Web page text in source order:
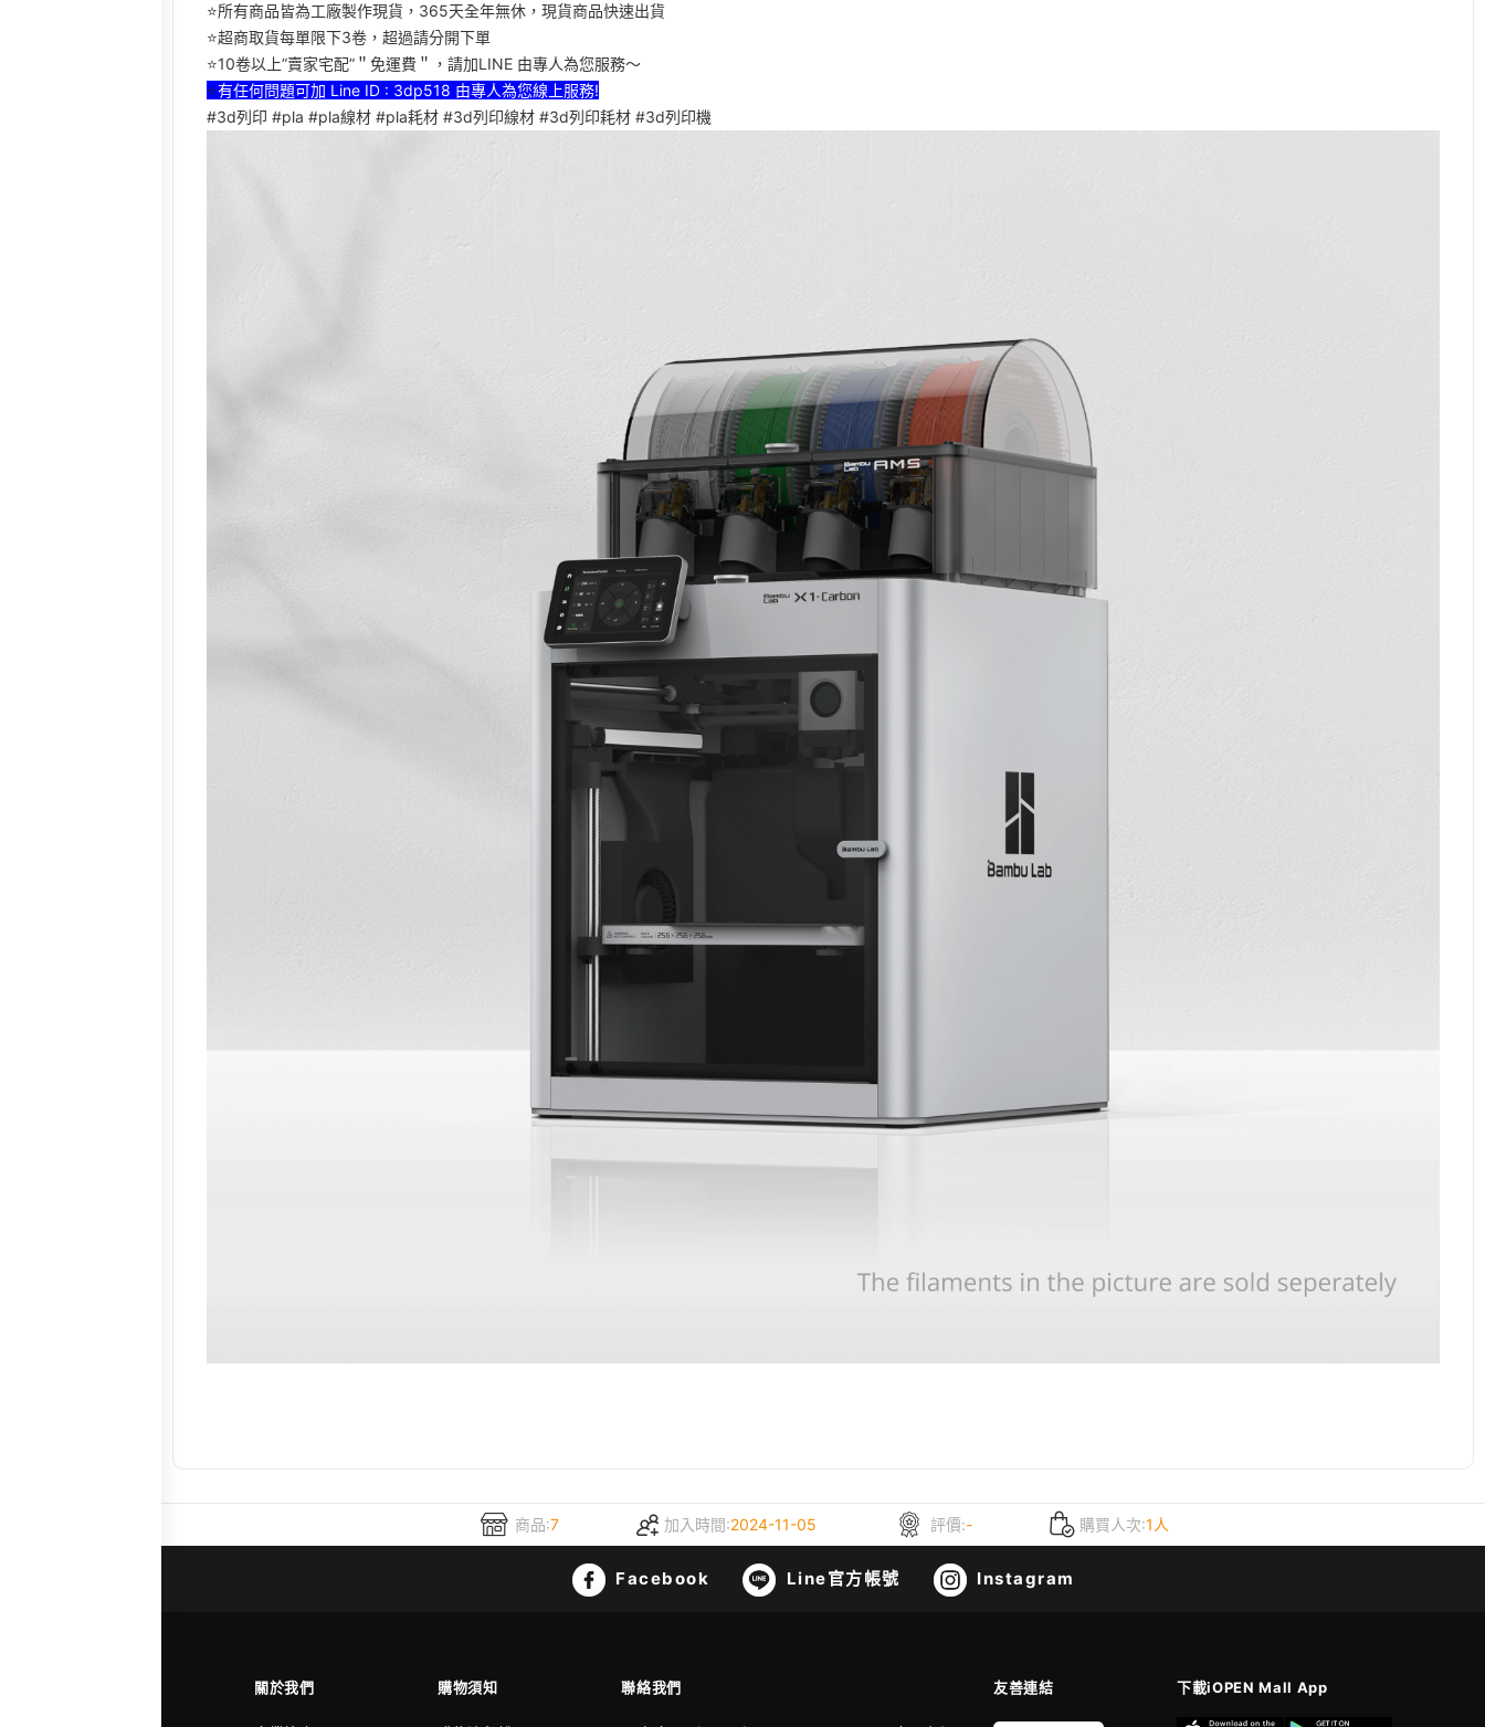
⭐所有商品皆為工廠製作現貨，365天全年無休，現貨商品快速出貨
⭐超商取貨每單限下3卷，超過請分開下單
⭐10卷以上”賣家宅配”＂免運費＂，請加LINE 由專人為您服務～
⭐有任何問題可加 Line ID : 3dp518 由專人為您線上服務!
#3d列印 #pla #pla線材 #pla耗材 #3d列印線材 #3d列印耗材 #3d列印機
商品:7 加入時間:2024-11-05 評價:- 購買人次:1人
Facebook Line官方帳號 Instagram
關於我們 購物須知 聯絡我們 友善連結 下載iOPEN Mall App